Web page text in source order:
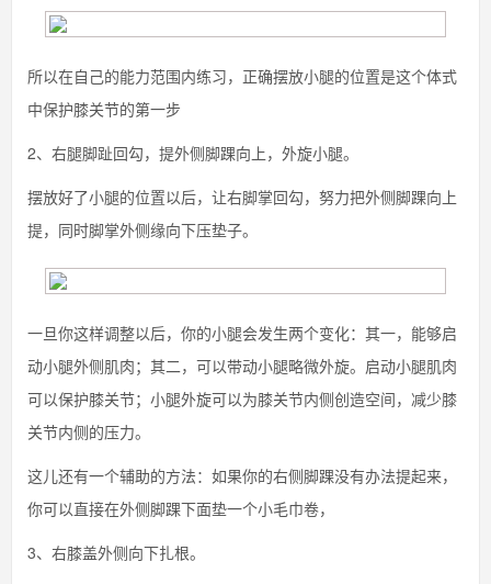
所以在自己的能力范围内练习，正确摆放小腿的位置是这个体式
中保护膝关节的第一步
2、右腿脚趾回勾，提外侧脚踝向上，外旋小腿。
摆放好了小腿的位置以后，让右脚掌回勾，努力把外侧脚踝向上
提，同时脚掌外侧缘向下压垫子。
一旦你这样调整以后，你的小腿会发生两个变化：其一，能够启
动小腿外侧肌肉；其二，可以带动小腿略微外旋。启动小腿肌肉
可以保护膝关节；小腿外旋可以为膝关节内侧创造空间，减少膝
关节内侧的压力。
这儿还有一个辅助的方法：如果你的右侧脚踝没有办法提起来，
你可以直接在外侧脚踝下面垫一个小毛巾卷，
3、右膝盖外侧向下扎根。